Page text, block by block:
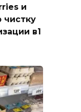
и
чистку
в1